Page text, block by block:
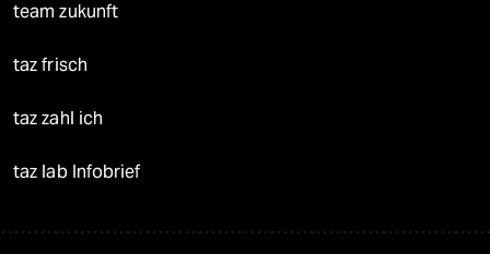
team zukunft
taz frisch
taz zahl ich
taz lab Infobrief